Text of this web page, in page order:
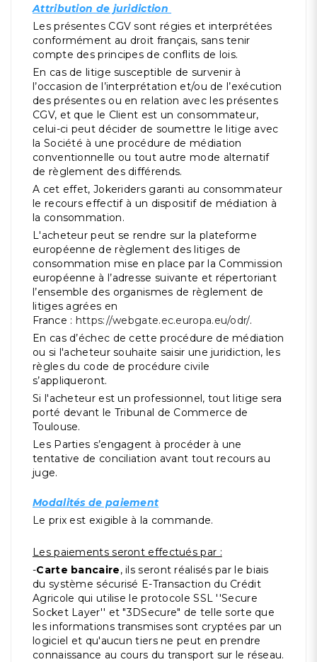
Attribution de juridiction
Les présentes CGV sont régies et interprétées
conformément au droit français, sans tenir
compte des principes de conflits de lois.
En cas de litige susceptible de survenir à
l’occasion de l’interprétation et/ou de l’exécution
des présentes ou en relation avec les présentes
CGV, et que le Client est un consommateur,
celui-ci peut décider de soumettre le litige avec
la Société à une procédure de médiation
conventionnelle ou tout autre mode alternatif
de règlement des différends.
A cet effet, Jokeriders garanti au consommateur
le recours effectif à un dispositif de médiation à
la consommation.
L'acheteur peut se rendre sur la plateforme
européenne de règlement des litiges de
consommation mise en place par la Commission
européenne à l’adresse suivante et répertoriant
l’ensemble des organismes de règlement de
litiges agrées en
France : https://webgate.ec.europa.eu/odr/.
En cas d’échec de cette procédure de médiation
ou si l'acheteur souhaite saisir une juridiction, les
règles du code de procédure civile
s’appliqueront.
Si l'acheteur est un professionnel, tout litige sera
porté devant le Tribunal de Commerce de
Toulouse.
Les Parties s’engagent à procéder à une
tentative de conciliation avant tout recours au
juge.
Modalités de paiement
Le prix est exigible à la commande.
Les paiements seront effectués par :
-Carte bancaire, ils seront réalisés par le biais
du système sécurisé E-Transaction du Crédit
Agricole qui utilise le protocole SSL ''Secure
Socket Layer'' et "3DSecure" de telle sorte que
les informations transmises sont cryptées par un
logiciel et qu'aucun tiers ne peut en prendre
connaissance au cours du transport sur le réseau.